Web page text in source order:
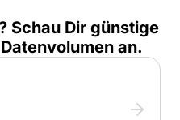
Schau Dir günstige
an.